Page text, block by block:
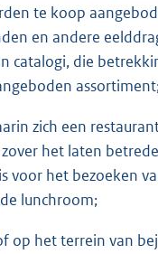
te koop
en andere
catalogi, die
zich een
het laten
voor het bezoeken
lunchroom;
op het terrein van